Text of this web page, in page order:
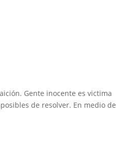
Gente inocente es victima
de resolver. En medio de